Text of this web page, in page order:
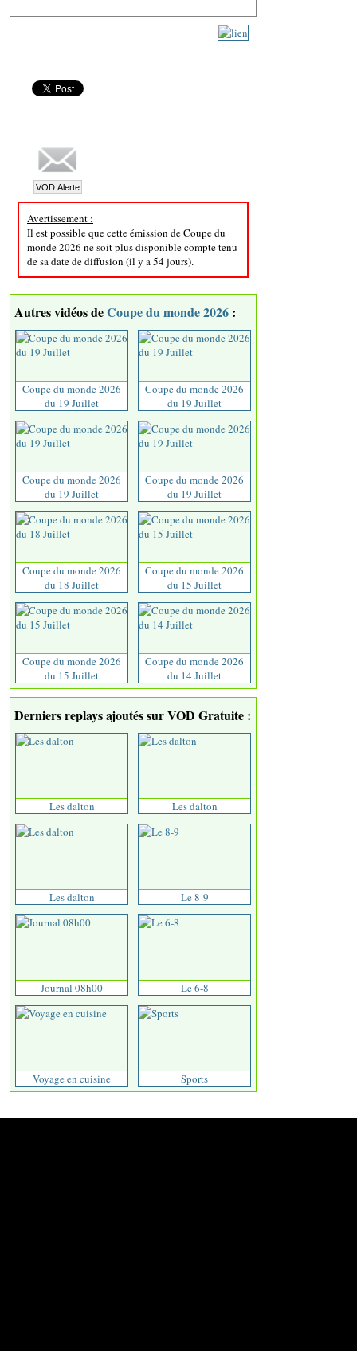
Avertissement :
Il est possible que cette émission de Coupe du
monde 2026 ne soit plus disponible compte tenu
de sa date de diffusion (il y a 54 jours).
Autres vidéos deCoupe du monde 2026 :
Coupe du monde 2026
du 19 Juillet
Coupe du monde 2026
du 19 Juillet
Coupe du monde 2026
du 19 Juillet
Coupe du monde 2026
du 19 Juillet
Coupe du monde 2026
du 18 Juillet
Coupe du monde 2026
du 15 Juillet
Coupe du monde 2026
du 15 Juillet
Coupe du monde 2026
du 14 Juillet
Derniers replays ajoutés sur VOD Gratuite :
Les dalton Les dalton
Les dalton Le 8-9
Journal 08h00 Le 6-8
Voyage en cuisine Sports